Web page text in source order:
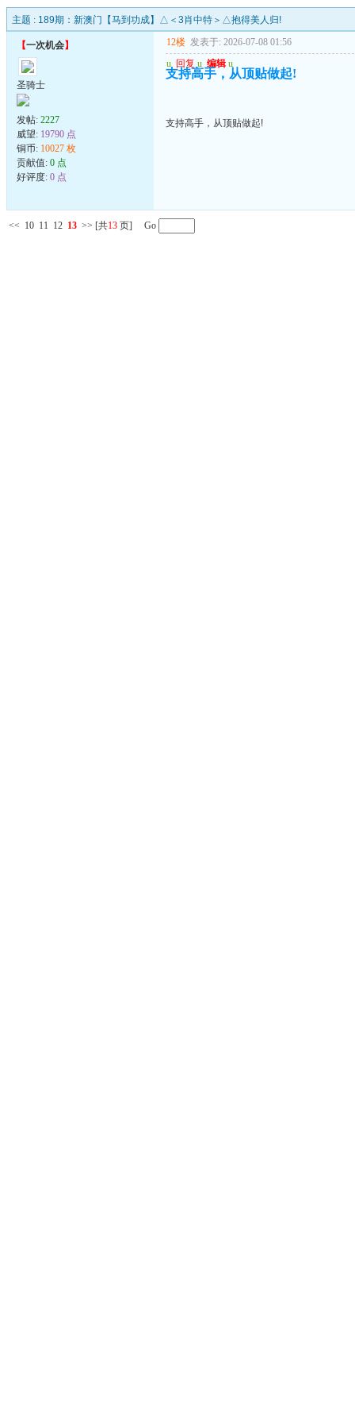
主题 : 189期：新澳门【马到功成】△＜3肖中特＞△抱得美人归!
【一次机会】
圣骑士
发帖: 2227
威望: 19790 点
铜币: 10027 枚
贡献值: 0 点
好评度: 0 点
12楼 发表于: 2026-07-08 01:56
u 回复 u 编辑 u
支持高手，从顶贴做起!
支持高手，从顶贴做起!
<< 10 11 12 13 >> [共13 页] Go